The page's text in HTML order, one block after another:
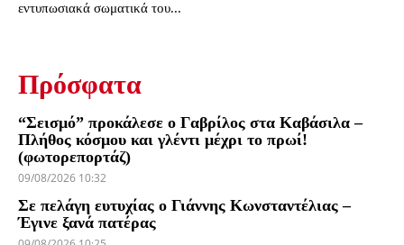
εντυπωσιακά σωματικά του...
Πρόσφατα
“Σεισμό” προκάλεσε ο Γαβρίλος στα Καβάσιλα –
Πλήθος κόσμου και γλέντι μέχρι το πρωί!
(φωτορεπορτάζ)
09/08/2026 10:32
Σε πελάγη ευτυχίας ο Γιάννης Κωνσταντέλιας –
Έγινε ξανά πατέρας